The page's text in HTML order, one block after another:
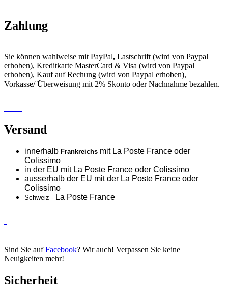
Zahlung
Sie können wahlweise mit PayPal, Lastschrift (wird von Paypal
erhoben), Kreditkarte MasterCard & Visa (wird von Paypal
erhoben), Kauf auf Rechung (wird von Paypal erhoben),
Vorkasse/ Überweisung mit 2% Skonto oder Nachnahme bezahlen.
Versand
innerhalb Frankreichs mit La Poste France oder
Colissimo
in der EU mit La Poste France oder Colissimo
ausserhalb der EU mit der La Poste France oder
Colissimo
Schweiz - La Poste France
Sind Sie aufFacebook? Wir auch! Verpassen Sie keine
Neuigkeiten mehr!
Sicherheit